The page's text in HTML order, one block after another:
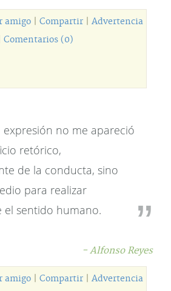
amigo| Compartir| Advertencia
Comentarios (0)
expresión no me apareció
retórico,
de la conducta, sino
para realizar
el sentido humano.
- Alfonso Reyes
amigo| Compartir| Advertencia